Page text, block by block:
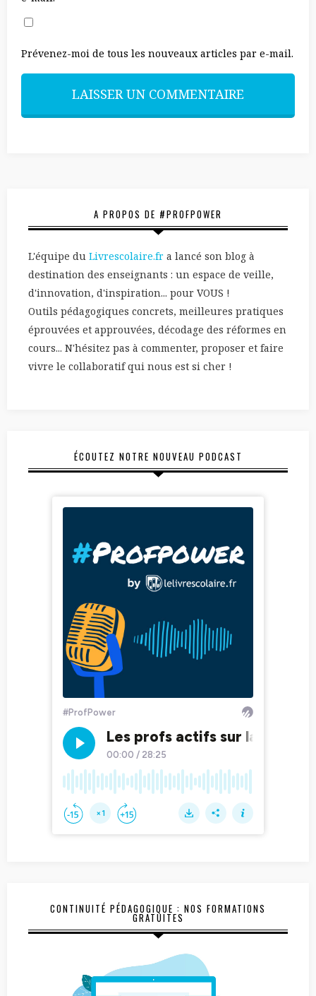
Prévenez-moi de tous les nouveaux articles par e-mail.
A PROPOS DE #PROFPOWER
L'équipe du Livrescolaire.fr a lancé son blog à
destination des enseignants : un espace de veille,
d'innovation, d'inspiration... pour VOUS !
Outils pédagogiques concrets, meilleures pratiques
éprouvées et approuvées, décodage des réformes en
cours... N'hésitez pas à commenter, proposer et faire
vivre le collaboratif qui nous est si cher !
ÉCOUTEZ NOTRE NOUVEAU PODCAST
CONTINUITÉ PÉDAGOGIQUE : NOS FORMATIONS
GRATUITES